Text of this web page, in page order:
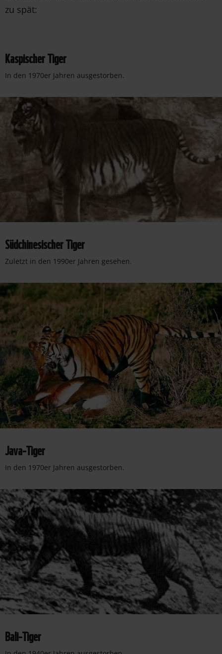
zu spät:
Kaspischer Tiger
In den 1970er Jahren ausgestorben.
Südchinesischer Tiger
Zuletzt in den 1990er Jahren gesehen.
Java-Tiger
In den 1970er Jahren ausgestorben.
Bali-Tiger